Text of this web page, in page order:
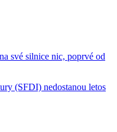
své silnice nic, poprvé od
(SFDI) nedostanou letos